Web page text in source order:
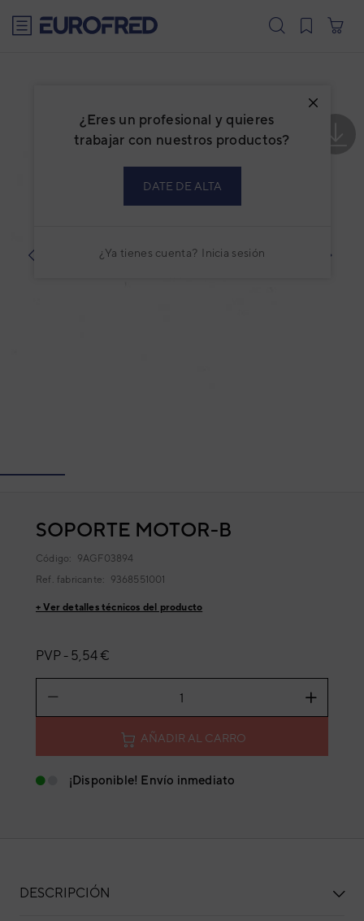
¿Eres un profesional y quieres
trabajar con nuestros productos?
DATE DE ALTA
¿Ya tienes cuenta? Inicia sesión
SOPORTE MOTOR-B
Código: 9AGF03894
Ref. fabricante: 9368551001
+ Ver detalles técnicos del producto
PVP - 5,54 €
AÑADIR AL CARRO
¡Disponible! Envío inmediato
DESCRIPCIÓN